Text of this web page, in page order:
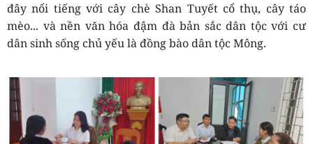
đây nổi tiếng với cây chè Shan Tuyết cổ thụ, cây táo
mèo... và nền văn hóa đậm đà bản sắc dân tộc với cư
dân sinh sống chủ yếu là đồng bào dân tộc Mông.